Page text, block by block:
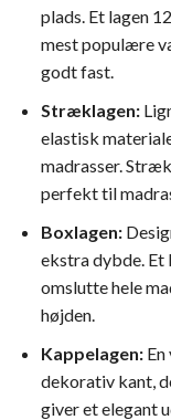
plads. Et lagen
mest populære
godt fast.
Stræklagen:
elastisk
madrasser.
perfekt til
Boxlagen:
ekstra dybde. Et
omslutte hele
højden.
Kappelagen:
dekorativ kant,
giver et elegant